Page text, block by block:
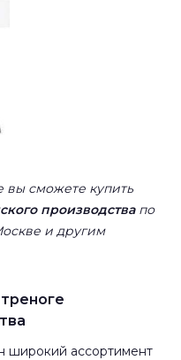
вы сможете купить
производствапо
и другим
широкий ассортимент